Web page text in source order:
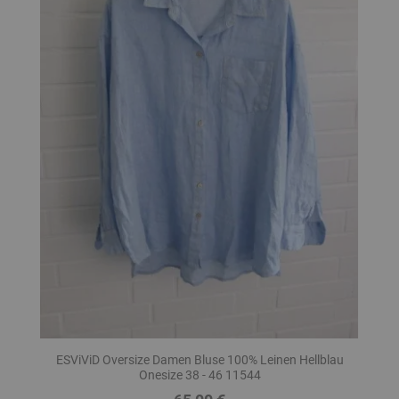
ESViViD Oversize Damen Bluse 100% Leinen Hellblau
Onesize 38 - 46 11544